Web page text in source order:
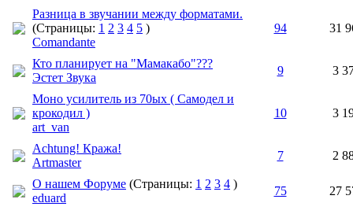
Разница в звучании между форматами.
(Страницы: 1 2 3 4 5 )
Comandante
94 31
Кто планирует на "Мамакабо"???
Эстет Звука
9 3
Моно усилитель из 70ых ( Самодел и
крокодил )
art_van
10 3
Achtung! Кража!
Artmaster
7 2
О нашем Форуме (Страницы: 1 2 3 4 )
eduard
75 27